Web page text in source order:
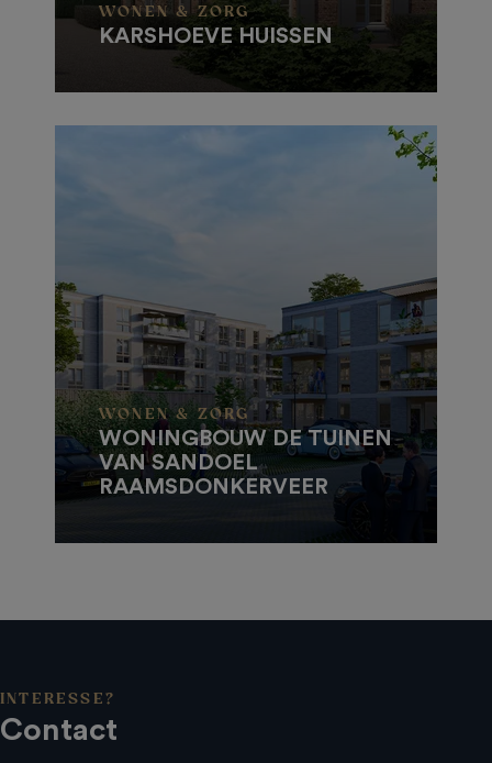
WONEN & ZORG
KARSHOEVE HUISSEN
WONEN & ZORG
WONINGBOUW DE TUINEN
VAN SANDOEL
RAAMSDONKERVEER
INTERESSE?
Contact